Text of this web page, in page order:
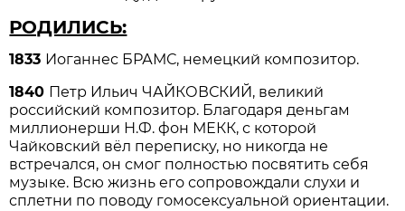
РОДИЛИСЬ:
1833 Иоганнес БРАМС, немецкий композитор.
1840 Петр Ильич ЧАЙКОВСКИЙ, великий
российский композитор. Благодаря деньгам
миллионерши Н.Ф. фон МЕКК, с которой
Чайковский вёл переписку, но никогда не
встречался, он смог полностью посвятить себя
музыке. Всю жизнь его сопровождали слухи и
сплетни по поводу гомосексуальной ориентации.